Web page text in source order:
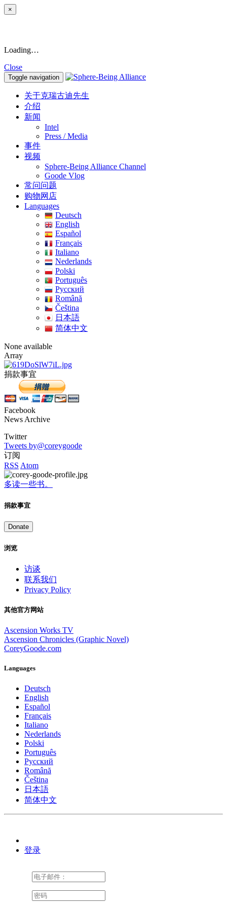
×
Loading…
Close
Toggle navigation
关于克瑞古迪先生
介绍
新闻
Intel
Press / Media
事件
视频
Sphere-Being Alliance Channel
Goode Vlog
常问问题
购物网店
Languages
Deutsch
English
Español
Français
Italiano
Nederlands
Polski
Português
Pусский
Română
Čeština
日本語
简体中文
None available
Array
捐款事宜
Facebook
News Archive
Twitter
Tweets by@coreygoode
订阅
RSS Atom
多读一些书。
捐款事宜
Donate
浏览
访谈
联系我们
Privacy Policy
其他官方网站
Ascension Works TV
Ascension Chronicles (Graphic Novel)
CoreyGoode.com
Languages
Deutsch
English
Español
Français
Italiano
Nederlands
Polski
Português
Pусский
Română
Čeština
日本語
简体中文
登录